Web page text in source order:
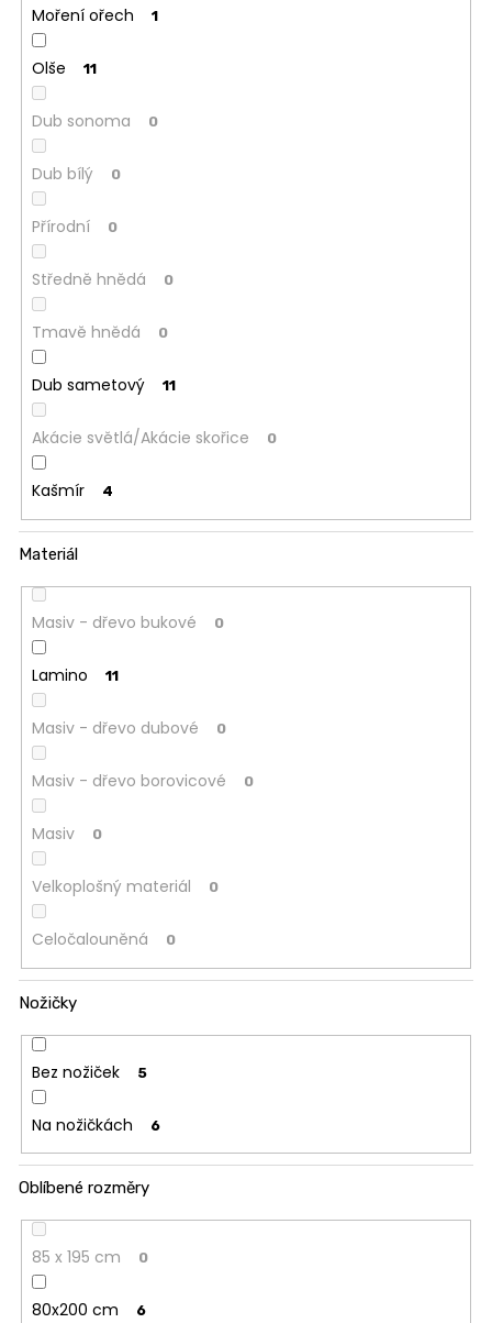
Moření ořech 1
Olše 11
Dub sonoma 0
Dub bílý 0
Přírodní 0
Středně hnědá 0
Tmavě hnědá 0
Dub sametový 11
Akácie světlá/Akácie skořice 0
Kašmír 4
Materiál
Masiv - dřevo bukové 0
Lamino 11
Masiv - dřevo dubové 0
Masiv - dřevo borovicové 0
Masiv 0
Velkoplošný materiál 0
Celočalouněná 0
Nožičky
Bez nožiček 5
Na nožičkách 6
Oblíbené rozměry
85 x 195 cm 0
80x200 cm 6